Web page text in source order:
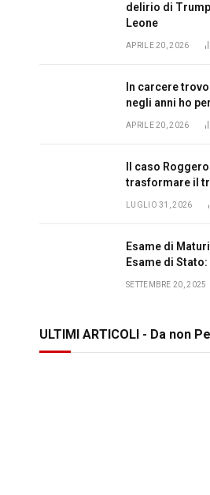
delirio di
Leone
APRILE 20, 2026
In carcere
negli anni ho
APRILE 20, 2026
Il caso
trasformare il
LUGLIO 31, 2026
Esame di
Esame di
SETTEMBRE 20, 2025
ULTIMI ARTICOLI - Da non